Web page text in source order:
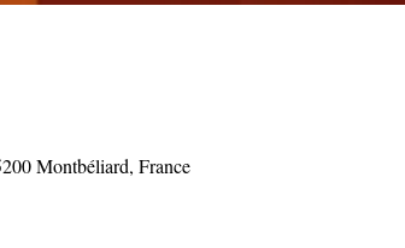
Montbéliard, France